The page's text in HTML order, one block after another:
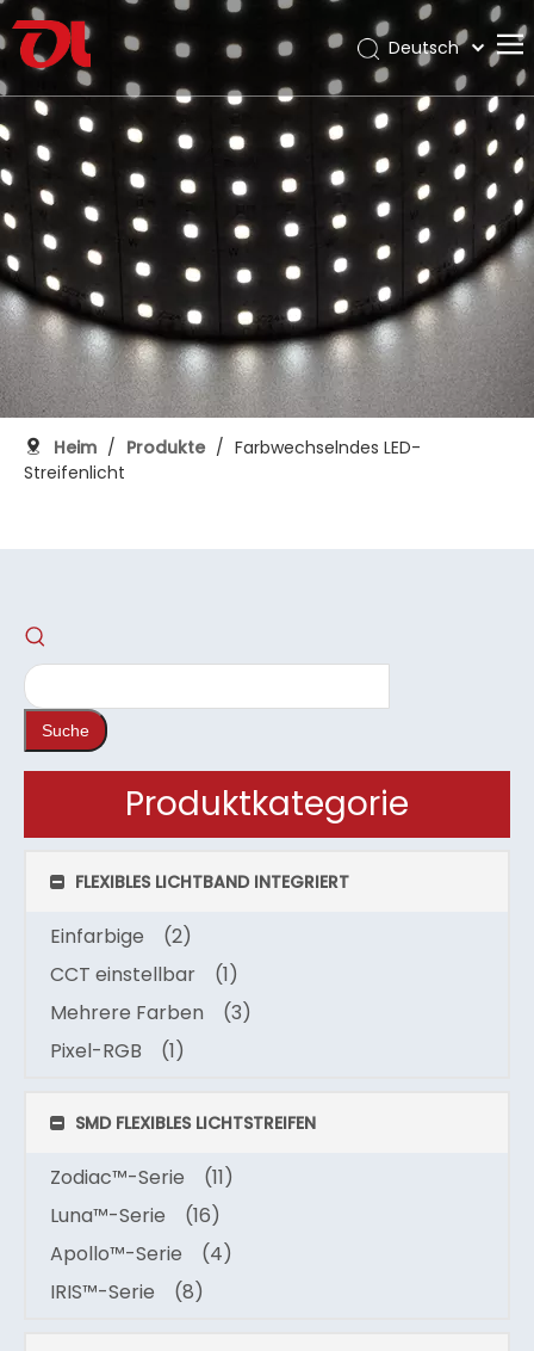
Heim
Über uns
Produkte
Anwendung
Die Unterstützung
Download
Bloggen
Kontakt
Deutsch
العربية
Français
Pусский
Español
Português
Italiano
日本語
한국어
Nederlands
Heim / Produkte / Farbwechselndes LED-
Streifenlicht
Suche
Produktkategorie
FLEXIBLES LICHTBAND INTEGRIERT
Einfarbige
(2)
CCT einstellbar
(1)
Mehrere Farben
(3)
Pixel-RGB
(1)
SMD FLEXIBLES LICHTSTREIFEN
Zodiac™-Serie
(11)
Luna™-Serie
(16)
Apollo™-Serie
(4)
IRIS™-Serie
(8)